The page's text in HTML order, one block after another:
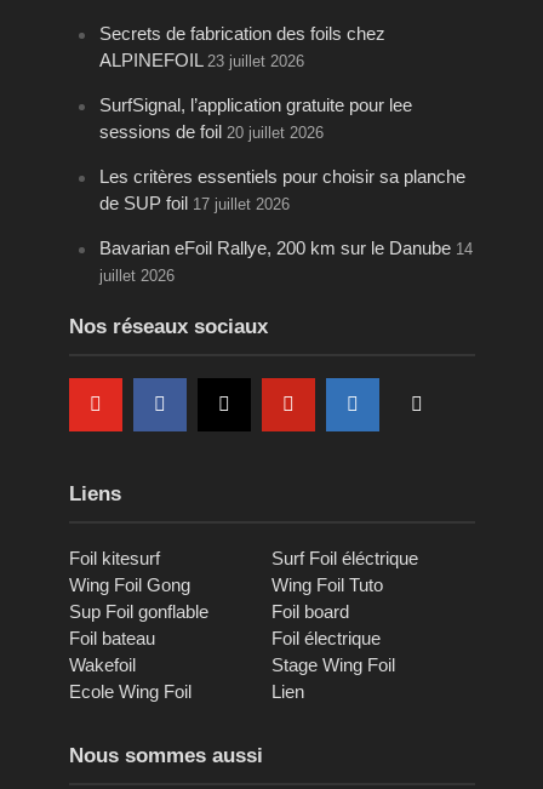
Secrets de fabrication des foils chez
ALPINEFOIL 23 juillet 2026
SurfSignal, l’application gratuite pour lee
sessions de foil 20 juillet 2026
Les critères essentiels pour choisir sa planche
de SUP foil 17 juillet 2026
Bavarian eFoil Rallye, 200 km sur le Danube 14
juillet 2026
Nos réseaux sociaux
Liens
Foil kitesurf
Surf Foil éléctrique
Wing Foil Gong
Wing Foil Tuto
Sup Foil gonflable
Foil board
Foil bateau
Foil électrique
Wakefoil
Stage Wing Foil
Ecole Wing Foil
Lien
Nous sommes aussi